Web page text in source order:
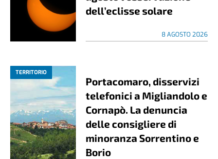
dell’eclisse solare
8 AGOSTO 2026
TERRITORIO
Portacomaro, disservizi
telefonici a Migliandolo e
Cornapò. La denuncia
delle consigliere di
minoranza Sorrentino e
Borio